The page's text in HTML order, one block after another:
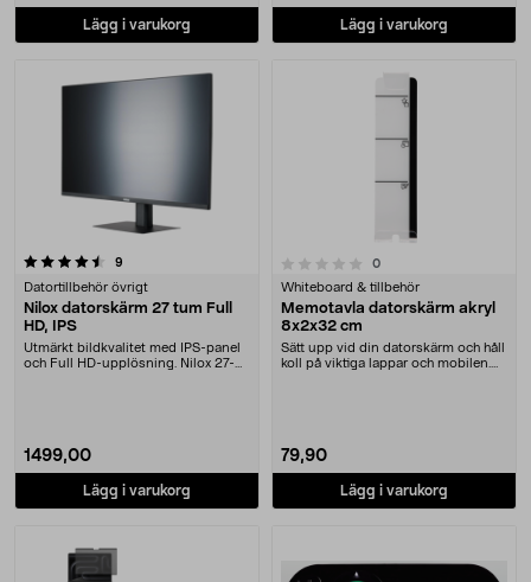
Lägg i varukorg Lägg i varukorg
9
Datortillbehör övrigt
Nilox datorskärm 27 tum Full
HD, IPS
Utmärkt bildkvalitet med IPS-panel
och Full HD-upplösning. Nilox 27-
1499,00
Lägg i varukorg
0.0 av 5 stjärnor 0recensioner
Whiteboard & tillbehör
Memotavla datorskärm akryl
8x2x32 cm
Sätt upp vid din datorskärm och håll
koll på viktiga lappar och mobilen.
79,90
Lägg i varukorg